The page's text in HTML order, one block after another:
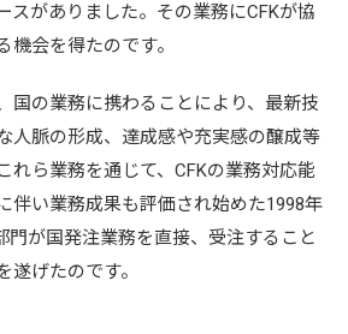
スがありました。その業務にCFKが協
機会を得たのです。
国の業務に携わることにより、最新技
人脈の形成、達成感や充実感の醸成等
れら業務を通じて、CFKの業務対応能
伴い業務成果も評価され始めた1998年
門が国発注業務を直接、受注すること
遂げたのです。